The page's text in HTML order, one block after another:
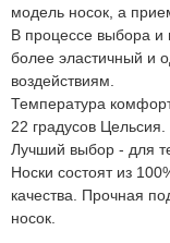
модель носок, а
В процессе выбора и
более эластичный и
воздействиям.
Температура
22 градусов Цельсия.
Лучший выбор - для
Носки состоят из
качества. Прочная
носок.